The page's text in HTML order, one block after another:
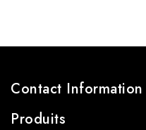
Contact Information
Produits